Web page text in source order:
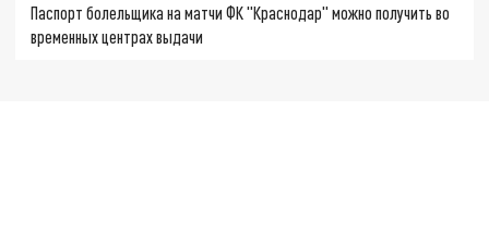
Паспорт болельщика на матчи ФК "Краснодар" можно получить во
временных центрах выдачи